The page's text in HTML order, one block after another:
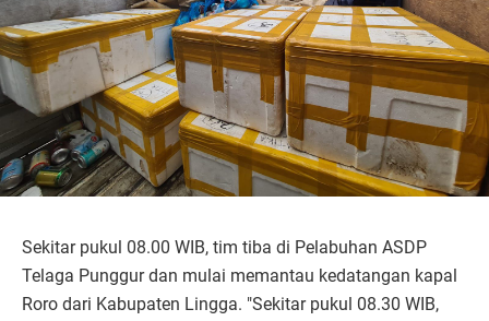
Sekitar pukul 08.00 WIB, tim tiba di Pelabuhan ASDP
Telaga Punggur dan mulai memantau kedatangan kapal
Roro dari Kabupaten Lingga. "Sekitar pukul 08.30 WIB,